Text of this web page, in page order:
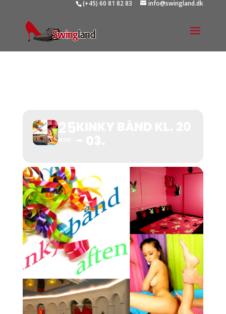
(+45) 60 81 82 83 info@swingland.dk
25
NOV